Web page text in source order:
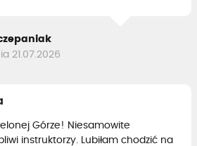
21.07.2026
Górze! Niesamowite
instruktorzy. Lubiłam chodzić na